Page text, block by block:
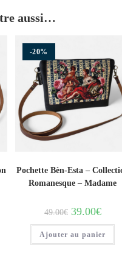
aussi…
-20%
Pochette Bèn-Esta –
Romanesque – Madame
49.00€ 39.00€
Ajouter au panier